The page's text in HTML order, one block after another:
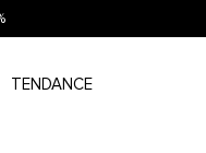
TENDANCE